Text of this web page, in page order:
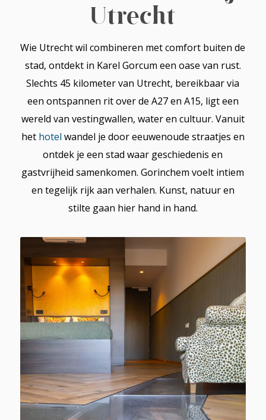
Utrecht
Wie Utrecht wil combineren met comfort buiten de
stad, ontdekt in Karel Gorcum een oase van rust.
Slechts 45 kilometer van Utrecht, bereikbaar via
een ontspannen rit over de A27 en A15, ligt een
wereld van vestingwallen, water en cultuur. Vanuit
het hotel wandel je door eeuwenoude straatjes en
ontdek je een stad waar geschiedenis en
gastvrijheid samenkomen. Gorinchem voelt intiem
en tegelijk rijk aan verhalen. Kunst, natuur en
stilte gaan hier hand in hand.